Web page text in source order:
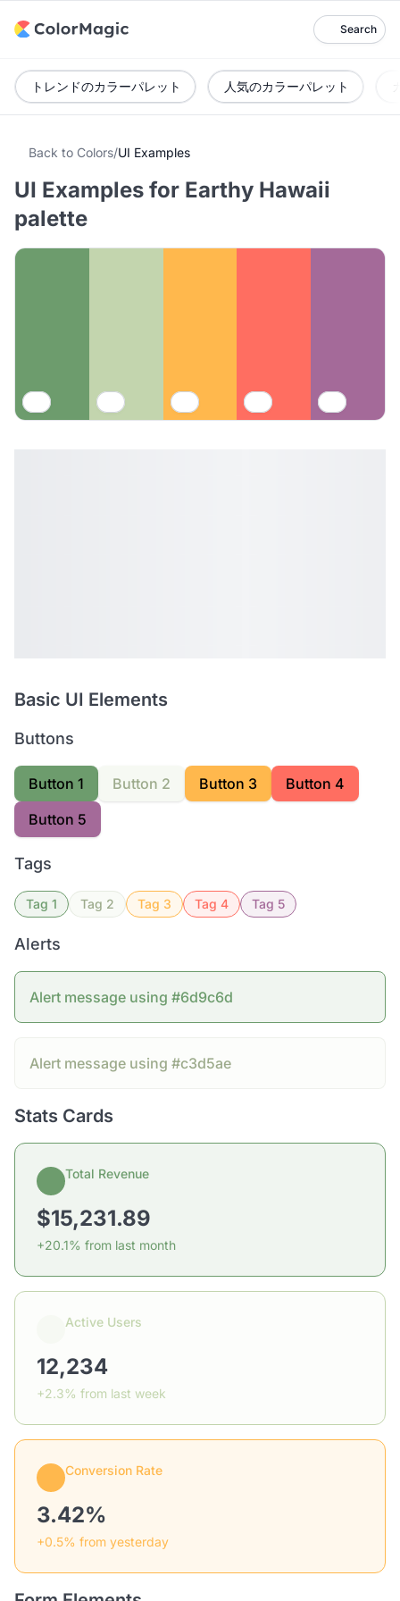
Search
トレンドのカラーパレット 人気のカラーパレット
Back to Colors/UI Examples
UI Examples for Earthy Hawaii
palette
Basic UI Elements
Buttons
Button 1 Button 2 Button 3
Button 4
Button 5
Tags
Tag 1 Tag 2 Tag 3 Tag 4 Tag 5
Alerts
Alert message using #6d9c6d
Alert message using #c3d5ae
Stats Cards
Total Revenue
$15,231.89
+20.1% from last month
Active Users
12,234
+2.3% from last week
Conversion Rate
3.42%
+0.5% from yesterday